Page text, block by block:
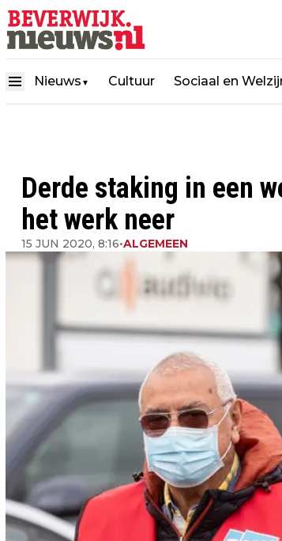
Nieuws ▼ Cultuur Sociaal en
Derde staking in een
het werk neer
15 JUN 2020, 8:16•ALGEMEEN